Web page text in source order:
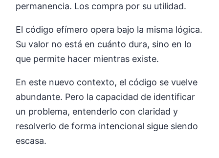
permanencia. Los compra por su utilidad.
El código efímero opera bajo la misma lógica.
Su valor no está en cuánto dura, sino en lo
que permite hacer mientras existe.
En este nuevo contexto, el código se vuelve
abundante. Pero la capacidad de identificar
un problema, entenderlo con claridad y
resolverlo de forma intencional sigue siendo
escasa.